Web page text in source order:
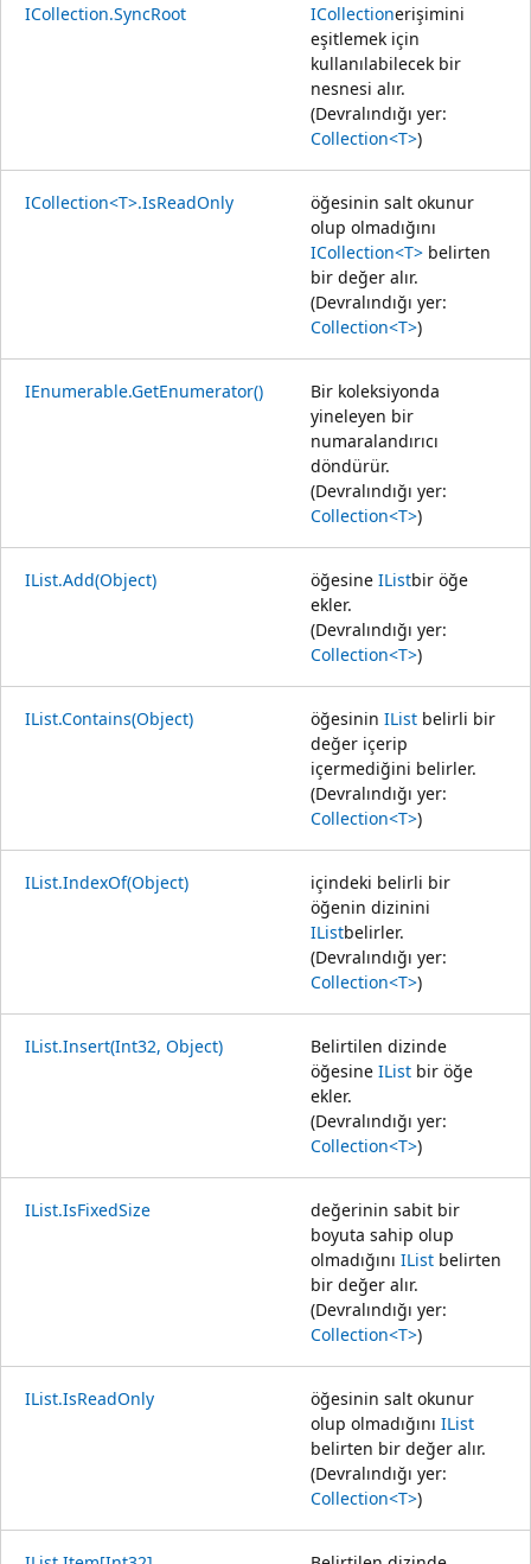
ICollection.SyncRoot ICollectionerişimini
eşitlemek için
kullanılabilecek bir
nesnesi alır.
(Devralındığı yer:
Collection<T>)
ICollection<T>.IsReadOnly
öğesinin salt okunur
olup olmadığını
ICollection<T> belirten
bir değer alır.
(Devralındığı yer:
Collection<T>)
IEnumerable.GetEnumerator()
Bir koleksiyonda
yineleyen bir
numaralandırıcı
döndürür.
(Devralındığı yer:
Collection<T>)
IList.Add(Object) öğesine IListbir öğe
ekler.
(Devralındığı yer:
Collection<T>)
IList.Contains(Object) öğesinin IList belirli bir
değer içerip
içermediğini belirler.
(Devralındığı yer:
Collection<T>)
IList.IndexOf(Object)
içindeki belirli bir
öğenin dizinini
IListbelirler.
(Devralındığı yer:
Collection<T>)
IList.Insert(Int32, Object)
Belirtilen dizinde
öğesine IList bir öğe
ekler.
(Devralındığı yer:
Collection<T>)
IList.IsFixedSize
değerinin sabit bir
boyuta sahip olup
olmadığını IList belirten
bir değer alır.
(Devralındığı yer:
Collection<T>)
IList.IsReadOnly
öğesinin salt okunur
olup olmadığını IList
belirten bir değer alır.
(Devralındığı yer:
Collection<T>)